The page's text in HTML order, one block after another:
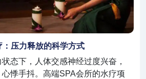
压力释放的科学方式
态下，人体交感神经过度兴奋，
悸手抖。高端SPA会所的水疗项